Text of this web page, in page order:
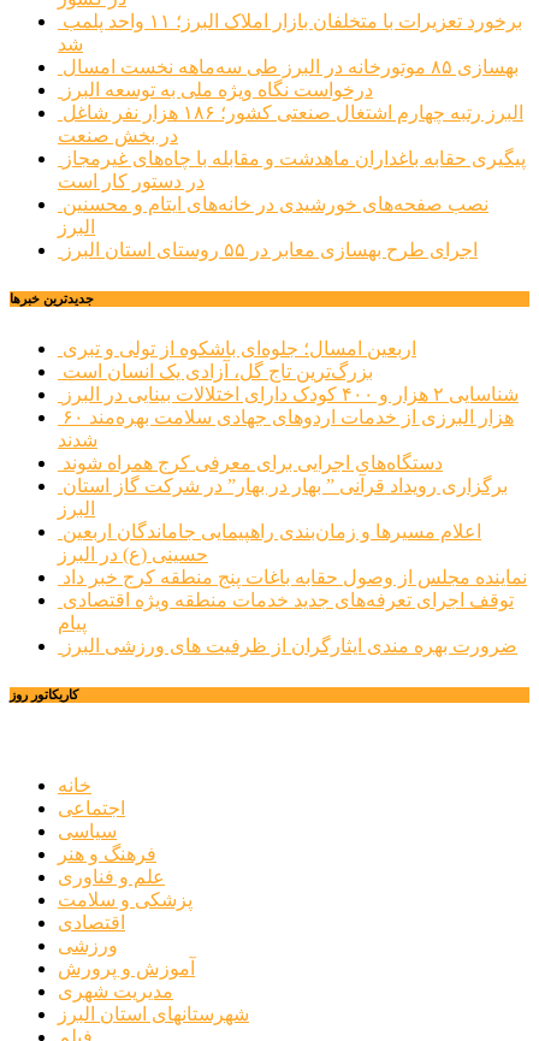
شد
بهسازی ۸۵ موتورخانه در البرز طی سه‌ماهه نخست امسال
درخواست نگاه ویژه ملی به توسعه البرز
در بخش صنعت
در دستور کار است
البرز
اجرای طرح بهسازی معابر در ۵۵ روستای استان البرز
جديدترين خبرها
اربعین امسال؛ جلوه‌ای باشکوه از تولی و تبری
بزرگ‌ترین تاج گل، آزادی یک انسان است
شناسایی ۲ هزار و ۴۰۰ کودک دارای اختلالات بینایی در البرز
۶۰ هزار البرزی از خدمات اردوهای جهادی سلامت بهره‌مند
شدند
دستگاه‌های اجرایی برای معرفی کرج همراه شوند
البرز
حسینی (ع) در البرز
نماینده مجلس از وصول حقابه باغات پنج منطقه کرج خبر داد
پیام
ضرورت بهره مندی ایثارگران از ظرفیت های ورزشی البرز
کاریکاتور روز
خانه
اجتماعی
سیاسی
فرهنگ و هنر
علم و فناوری
پزشکی و سلامت
اقتصادی
ورزشی
آموزش و پرورش
مدیریت شهری
شهرستانهای استان البرز
فیلم